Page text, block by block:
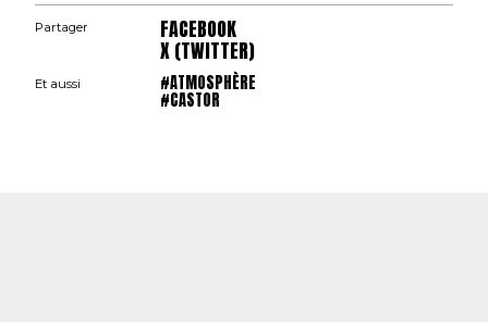
Partager FACEBOOK
X (TWITTER)
Et aussi #ATMOSPHÈRE
#CASTOR